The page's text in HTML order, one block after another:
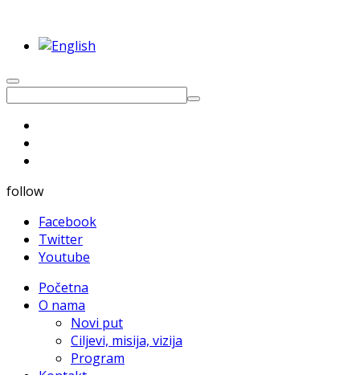
follow
Facebook
Twitter
Youtube
Početna
O nama
Novi put
Ciljevi, misija, vizija
Program